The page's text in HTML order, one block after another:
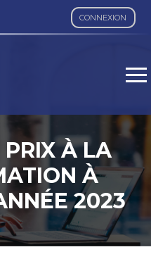
CONNEXION
PRIX À LA
À
2023